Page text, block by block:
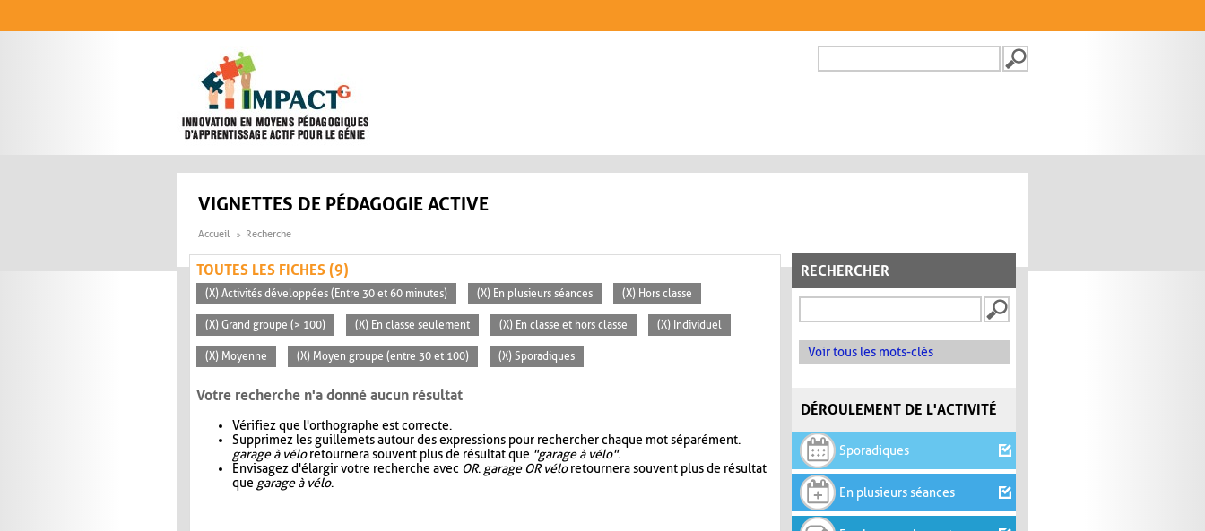
FORMULAIRE DE
VIGNETTES DE PÉDAGOGIE ACTIVE
Accueil Recherche
RECHERCHER
Voir tous les mots-clés
DÉROULEMENT DE L'ACTIVITÉ
Sporadiques
En plusieurs séances
TOUTES LES FICHES (9)
(X) Activités développées (Entre 30 et 60 minutes) (X) En plusieurs séances (X) Hors classe
(X) Grand groupe (> 100) (X) En classe seulement (X) En classe et hors classe (X) Individuel
(X) Moyenne (X) Moyen groupe (entre 30 et 100) (X) Sporadiques
Votre recherche n'a donné aucun résultat
Vérifiez que l'orthographe est correcte.
Supprimez les guillemets autour des expressions pour rechercher chaque mot séparément.
garage à véloretournera souvent plus de résultat que "garage à vélo".
Envisagez d'élargir votre recherche avec OR. garage OR véloretournera souvent plus de résultat
que garage à vélo.